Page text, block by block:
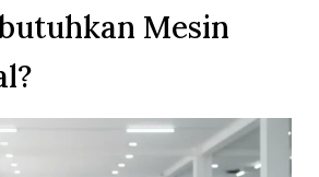
Mesin